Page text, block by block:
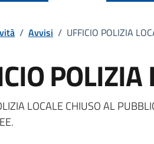
/ Avvisi / UFFICIO POLIZIA
POLIZIA
della
LOCALE CHIUSO AL